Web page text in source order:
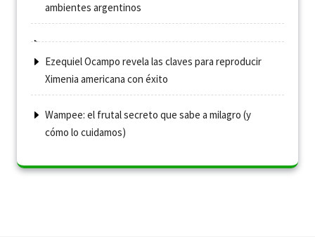
ambientes argentinos
Ezequiel Ocampo revela las claves para reproducir
Ximenia americana con éxito
Wampee: el frutal secreto que sabe a milagro (y
cómo lo cuidamos)